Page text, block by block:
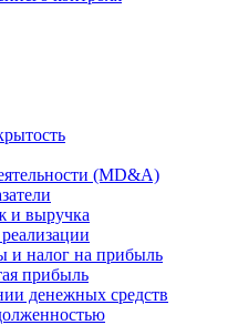
(MD&A)
и выручка
и налог на прибыль
прибыль
денежных средств